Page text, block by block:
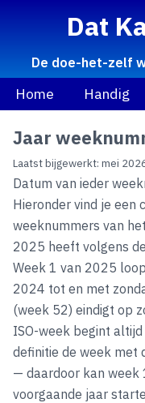
Dat
De doe-het-zelf
Home Handig
Jaar
Laatst bijgewerkt: mei
Datum van ieder
Hieronder vind je een
weeknummers van
2025 heeft volgens
Week 1 van 2025
2024 tot en met
(week 52) eindigt op
ISO-week begint
definitie de week met
— daardoor kan week
voorgaande jaar